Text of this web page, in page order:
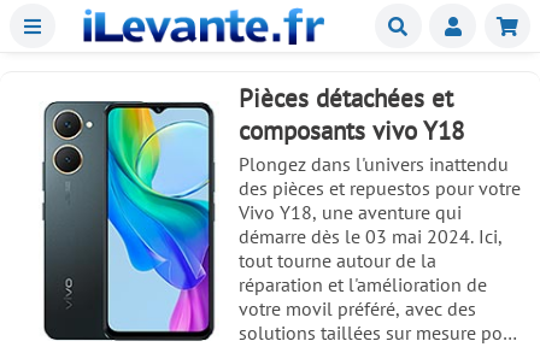
Menu Buscar
Pièces détachées et
composants vivo Y18
Plongez dans l'univers inattendu
des pièces et repuestos pour votre
Vivo Y18, une aventure qui
démarre dès le 03 mai 2024. Ici,
tout tourne autour de la
réparation et l'amélioration de
votre movil préféré, avec des
solutions taillées sur mesure pour